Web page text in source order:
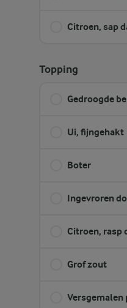
Citroen, sap
Topping
Gedroogde
Ui, fijngehakt
Boter
Ingevroren
Citroen, rasp
Grof zout
Versgemalen